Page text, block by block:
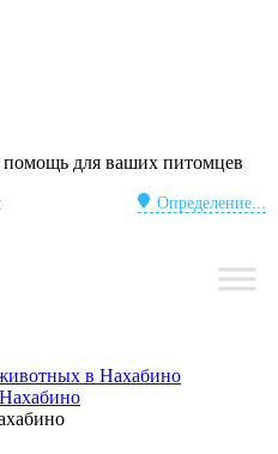
помощь для ваших питомцев
Определение...
в Нахабино